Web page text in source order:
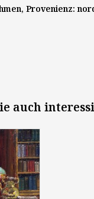
Provenienz:
auch